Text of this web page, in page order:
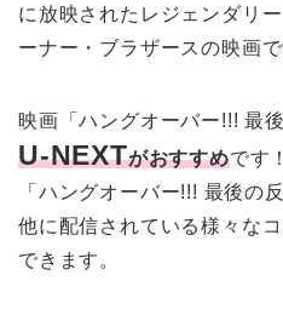
に放映されたレジェンダリ
ーナー・ブラザースの映画で
映画「ハングオーバー!!! 最
U-NEXTがおすすめです！
「ハングオーバー!!! 最後の
他に配信されている様々な
できます。